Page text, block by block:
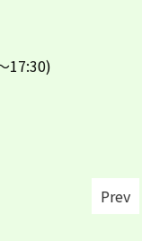
17:30)
Prev